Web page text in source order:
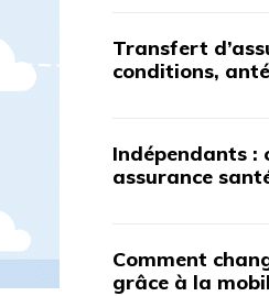
Transfert
conditions,
Indépendants :
assurance
Comment
grâce à la